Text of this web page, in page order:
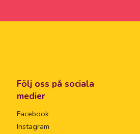
Följ oss på sociala
medier
Facebook
Instagram